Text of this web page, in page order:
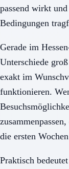
passend wirkt
Bedingungen
Gerade im
Unterschiede
exakt im
funktionieren.
die ersten
Praktisch